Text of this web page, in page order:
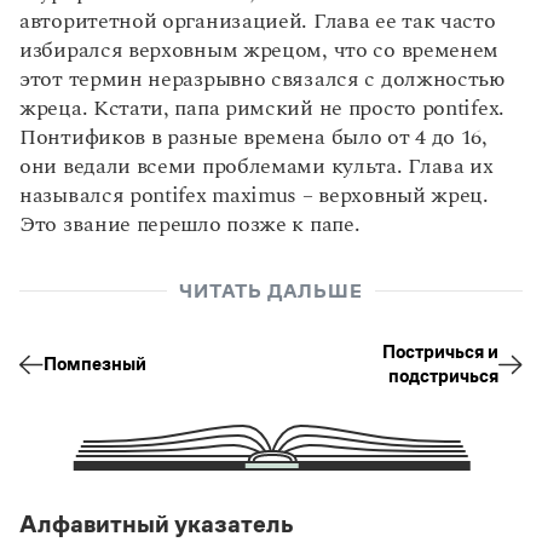
Словари русского языка как государственного
Справочники
Правила русской орфографии и пунктуации
Русский язык. Краткий теоретический курс
для школьников
Словарь-справочник трудностей
Словарь-справочник непростые слова
Новости и события
Управление в русском языке
Словарь русских имён
Словарь методических терминов
Правила русской орфографии и пунктуации
(1956)
авторитетной организацией. Глава ее так часто
избирался верховным жрецом, что со временем
этот термин неразрывно связался с должностью
жреца. Кстати, папа римский не просто pontifex.
Понтификов в разные времена было от 4 до 16,
они ведали всеми проблемами культа. Глава их
назывался pontifex maximus – верховный жрец.
Это звание перешло позже к папе.
ЧИТАТЬ ДАЛЬШЕ
Помпезный
Постричься и
подстричься
Алфавитный указатель